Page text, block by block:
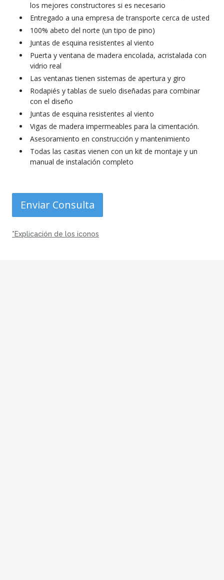
los mejores constructores si es necesario
Entregado a una empresa de transporte cerca de usted
100% abeto del norte (un tipo de pino)
Juntas de esquina resistentes al viento
Puerta y ventana de madera encolada, acristalada con
vidrio real
Las ventanas tienen sistemas de apertura y giro
Rodapiés y tablas de suelo diseñadas para combinar
con el diseño
Juntas de esquina resistentes al viento
Vigas de madera impermeables para la cimentación.
Asesoramiento en construcción y mantenimiento
Todas las casitas vienen con un kit de montaje y un
manual de instalación completo
Enviar Consulta
*Explicación de los iconos